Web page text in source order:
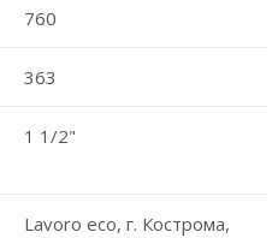
760
363
1 1/2"
Lavoro eco, г. Кострома,